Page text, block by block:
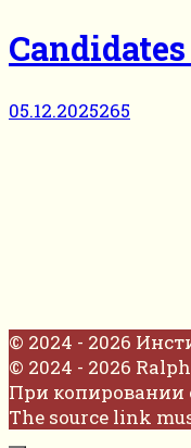
05.12.2025265
© 2024 - 2026
© 2024 - 2026
При копировании
The source link